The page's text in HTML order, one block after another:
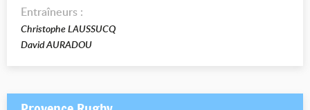
Entraîneurs :
Christophe LAUSSUCQ
David AURADOU